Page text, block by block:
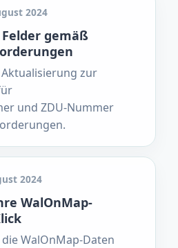
2024
gemäß
zur
und ZDU-Nummer
2024
WalOnMap-
WalOnMap-Daten